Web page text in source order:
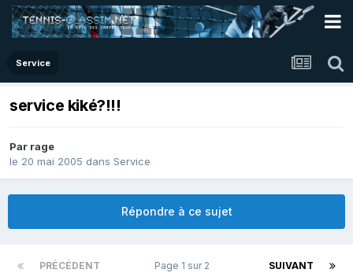
Service
service kiké?!!!
Par rage
le 20 mai 2005 dans Service
Répondre à ce sujet
PRÉCÉDENT SUIVANT
Page 1 sur 2